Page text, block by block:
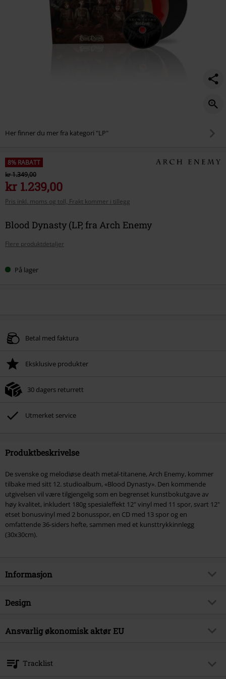
Her finner du mer fra kategori "LP"
8% RABATT
kr 1.349,00
kr 1.239,00
Pris inkl. moms og toll, Frakt kommer i tillegg
Blood Dynasty (LP, fra Arch Enemy
Flere produktdetaljer
På lager
Betal med faktura
Eksklusive produkter
30 dagers returrett
Utmerket service
Produktbeskrivelse
De svenske og melodiøse death metal-titanene, Arch Enemy, kommer
tilbake med sitt 12. studioalbum, «Blood Dynasty». Den kommende
utgivelsen vil være tilgjengelig som en begrenset kunstbokutgave av
høy kvalitet, inkludert 180g spesialeffekt 12" vinyl med 11 spor, svart 12"
etset bonusvinyl med 2 bonusspor, en CD med 13 spor og en
omfattende 36-siders hefte, sammen med et kunsttrykkinnlegg
(30x30cm).
Informasjon
Artikkelnummer
Musikksjanger
Melodic Death Metal
Band
Design
Produkttype
LP
Ansvarlig økonomisk aktør EU
Balanstraße 73 // Haus 31
81541 München
Tracklist